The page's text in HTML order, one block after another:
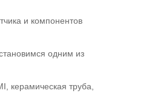
и компонентов
одним из
керамическая труба,